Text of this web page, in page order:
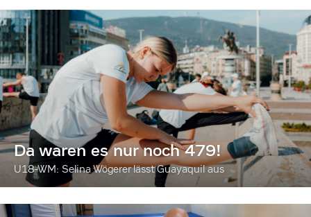
Da waren es nur noch 479!
U18-WM: Selina Wögerer lässt Guayaquil aus